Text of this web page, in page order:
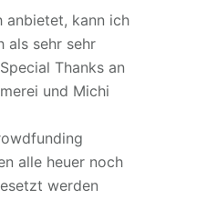
anbietet, kann ich
als sehr sehr
Thanks an
und Michi
alle heuer noch
werden